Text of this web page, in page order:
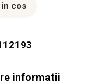
cos
informatii